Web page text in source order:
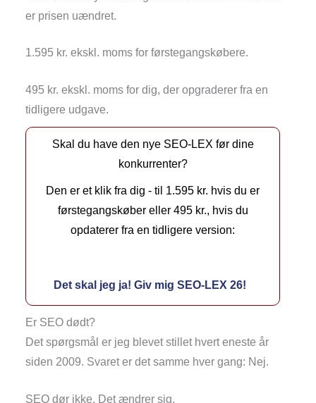
er prisen uændret.
1.595 kr. ekskl. moms for førstegangskøbere.
495 kr. ekskl. moms for dig, der opgraderer fra en
tidligere udgave.
Skal du have den nye SEO-LEX før dine
konkurrenter?
Den er et klik fra dig - til 1.595 kr. hvis du er
førstegangskøber eller 495 kr., hvis du
opdaterer fra en tidligere version:
Det skal jeg ja! Giv mig SEO-LEX 26!
Er SEO dødt?
Det spørgsmål er jeg blevet stillet hvert eneste år
siden 2009. Svaret er det samme hver gang: Nej.
SEO dør ikke. Det ændrer sig.